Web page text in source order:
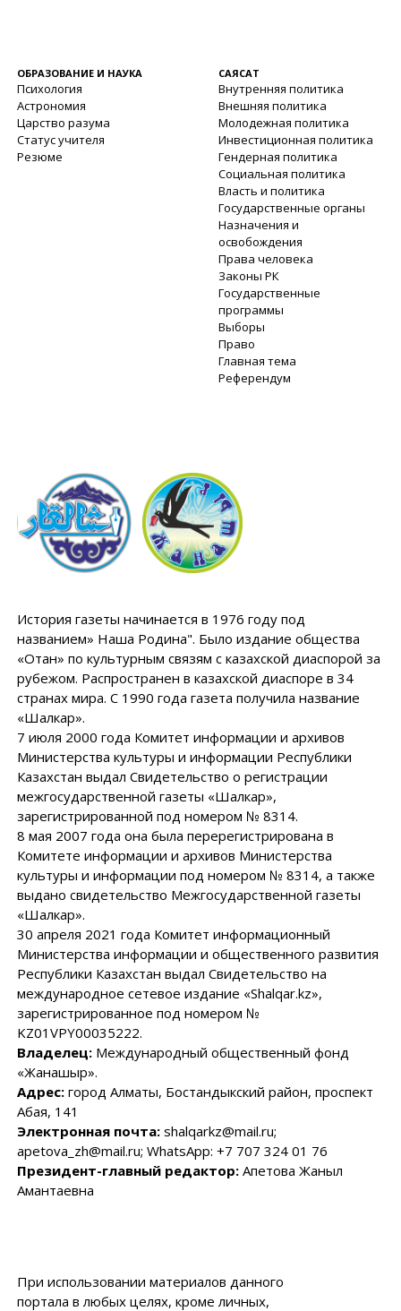
ОБРАЗОВАНИЕ И НАУКА
Психология
Астрономия
Царство разума
Статус учителя
Резюме
САЯСАТ
Внутренняя политика
Внешняя политика
Молодежная политика
Инвестиционная политика
Гендерная политика
Социальная политика
Власть и политика
Государственные органы
Назначения и
освобождения
Права человека
Законы РК
Государственные
программы
Выборы
Право
Главная тема
Референдум
История газеты начинается в 1976 году под
названием» Наша Родина". Было издание общества
«Отан» по культурным связям с казахской диаспорой за
рубежом. Распространен в казахской диаспоре в 34
странах мира. С 1990 года газета получила название
«Шалкар».
7 июля 2000 года Комитет информации и архивов
Министерства культуры и информации Республики
Казахстан выдал Свидетельство о регистрации
межгосударственной газеты «Шалкар»,
зарегистрированной под номером № 8314.
8 мая 2007 года она была перерегистрирована в
Комитете информации и архивов Министерства
культуры и информации под номером № 8314, а также
выдано свидетельство Межгосударственной газеты
«Шалкар».
30 апреля 2021 года Комитет информационный
Министерства информации и общественного развития
Республики Казахстан выдал Свидетельство на
международное сетевое издание «Shalqar.kz»,
зарегистрированное под номером №
KZ01VPY00035222.
Владелец:Международный общественный фонд
«Жанашыр».
Адрес:город Алматы, Бостандыкский район, проспект
Абая, 141
Электронная почта:shalqarkz@mail.ru;
apetova_zh@mail.ru; WhatsApp: +7 707 324 01 76
Президент-главный редактор:Апетова Жаныл
Амантаевна
При использовании материалов данного
портала в любых целях, кроме личных,